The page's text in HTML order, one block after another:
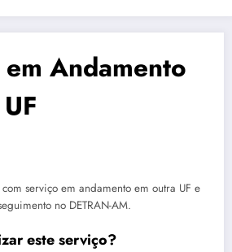
Andamento
serviço em andamento em outra UF e
no DETRAN-AM.
este serviço?